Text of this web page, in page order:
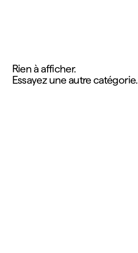
Rien à afficher.
Essayez une autre catégorie.